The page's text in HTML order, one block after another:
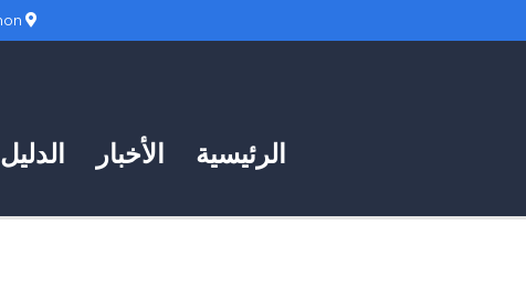
الدليل الأخبار الرئيسية